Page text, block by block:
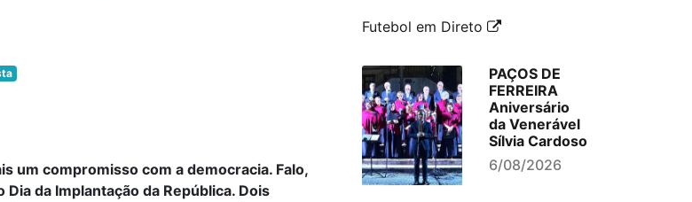
um compromisso com a democracia. Falo,
da Implantação da República. Dois
Futebol em Direto
PAÇOS DE
FERREIRA
Aniversário
da Venerável
Sílvia Cardoso
6/08/2026